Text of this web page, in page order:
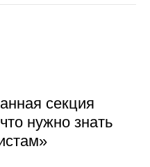
секция
нужно знать